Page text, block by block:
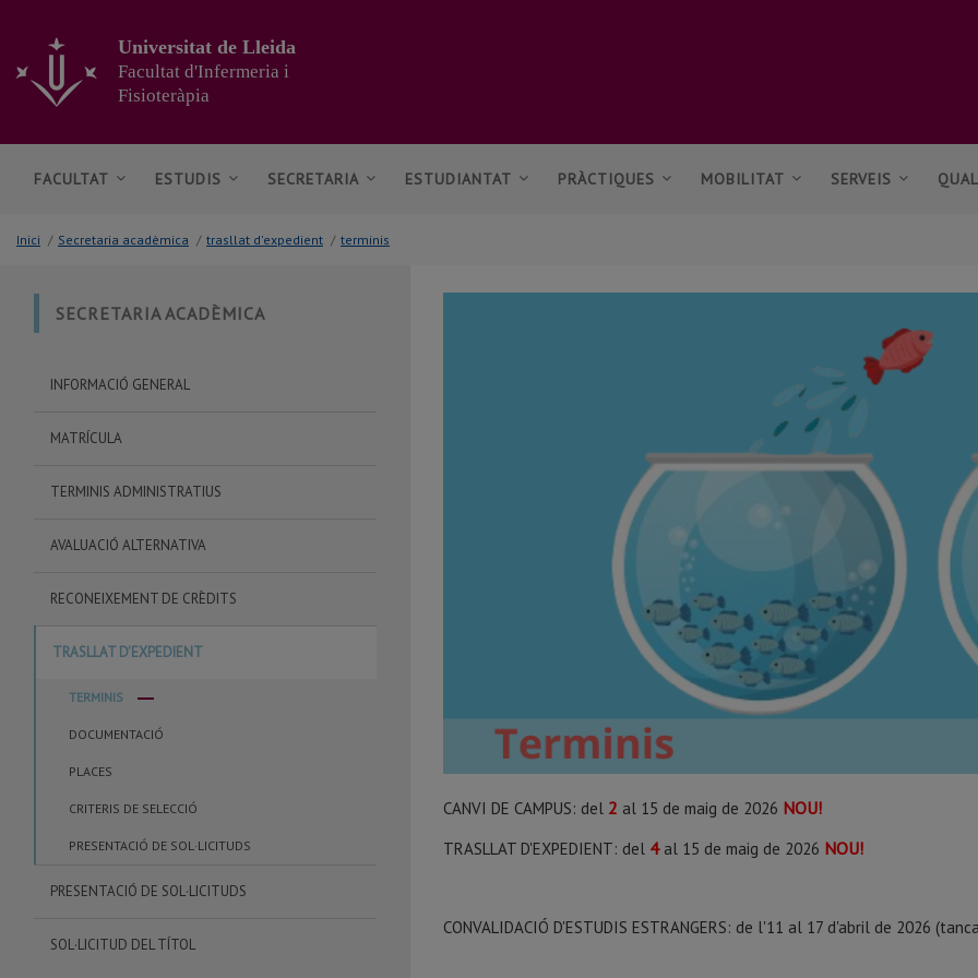
contingut
principal
pàgina
Universitat de Lleida
Facultat d'Infermeria i
Fisioteràpia
FACULTAT ESTUDIS SECRETARIA ESTUDIANTAT PRÀCTIQUES MOBILITAT SERVEIS
Inici / Secretaria acadèmica / trasllat d'expedient / terminis
SECRETARIA ACADÈMICA
INFORMACIÓ GENERAL
MATRÍCULA
TERMINIS ADMINISTRATIUS
AVALUACIÓ ALTERNATIVA
RECONEIXEMENT DE CRÈDITS
TRASLLAT D'EXPEDIENT
TERMINIS
DOCUMENTACIÓ
PLACES
CRITERIS DE SELECCIÓ
PRESENTACIÓ DE SOL·LICITUDS
PRESENTACIÓ DE SOL·LICITUDS
SOL·LICITUD DEL TÍTOL
CANVI DE CAMPUS: del 2 al 15 de maig de 2026 NOU!
TRASLLAT D'EXPEDIENT: del 4al 15 de maig de 2026 NOU!
CONVALIDACIÓ D'ESTUDIS ESTRANGERS: de l'11 al 17 d'abril de 2026